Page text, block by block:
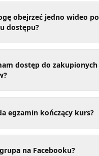
obejrzeć jedno wideo po
dostępu?
dostęp do zakupionych
egzamin kończący kurs?
na Facebooku?